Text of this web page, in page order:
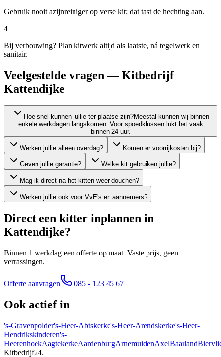
Gebruik nooit azijnreiniger op verse kit; dat tast de hechting aan.
4
Bij verbouwing? Plan kitwerk altijd als laatste, ná tegelwerk en
sanitair.
Veelgestelde vragen — Kitbedrijf
Kattendijke
Hoe snel kunnen jullie ter plaatse zijn?Meestal kunnen wij binnen
enkele werkdagen langskomen. Voor spoedklussen lukt het vaak
binnen 24 uur.
Werken jullie alleen overdag? Komen er voorrijkosten bij?
Geven jullie garantie? Welke kit gebruiken jullie?
Mag ik direct na het kitten weer douchen?
Werken jullie ook voor VvE's en aannemers?
Direct een kitter inplannen in
Kattendijke?
Binnen 1 werkdag een offerte op maat. Vaste prijs, geen
verrassingen.
Offerte aanvragen 085 - 123 45 67
Ook actief in
's-Gravenpolder's-Heer-Abtskerke's-Heer-Arendskerke's-Heer-
Hendrikskinderen's-
HeerenhoekAagtekerkeAardenburgArnemuidenAxelBaarland
Kitbedrijf24.